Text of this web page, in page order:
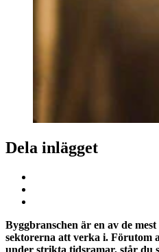
Dela inlägget
Byggbranschen är en av de
sektorerna att verka i. Förutom